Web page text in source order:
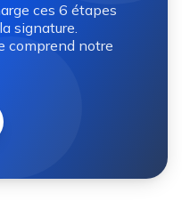
ces 6 étapes
signature.
comprend notre